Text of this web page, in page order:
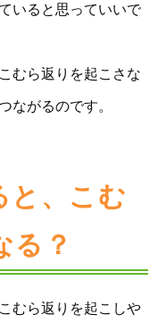
いると思っていいで
むら返りを起こさな
ながるのです。
と、こむ
る？
むら返りを起こしや